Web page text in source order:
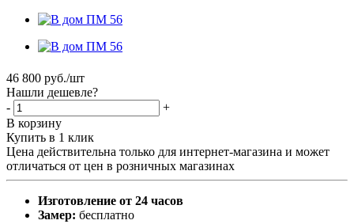
46 800 руб./шт
Нашли дешевле?
-
+
В корзину
Купить в 1 клик
Цена действительна только для интернет-магазина и может
отличаться от цен в розничных магазинах
Изготовление от 24 часов
Замер: бесплатно